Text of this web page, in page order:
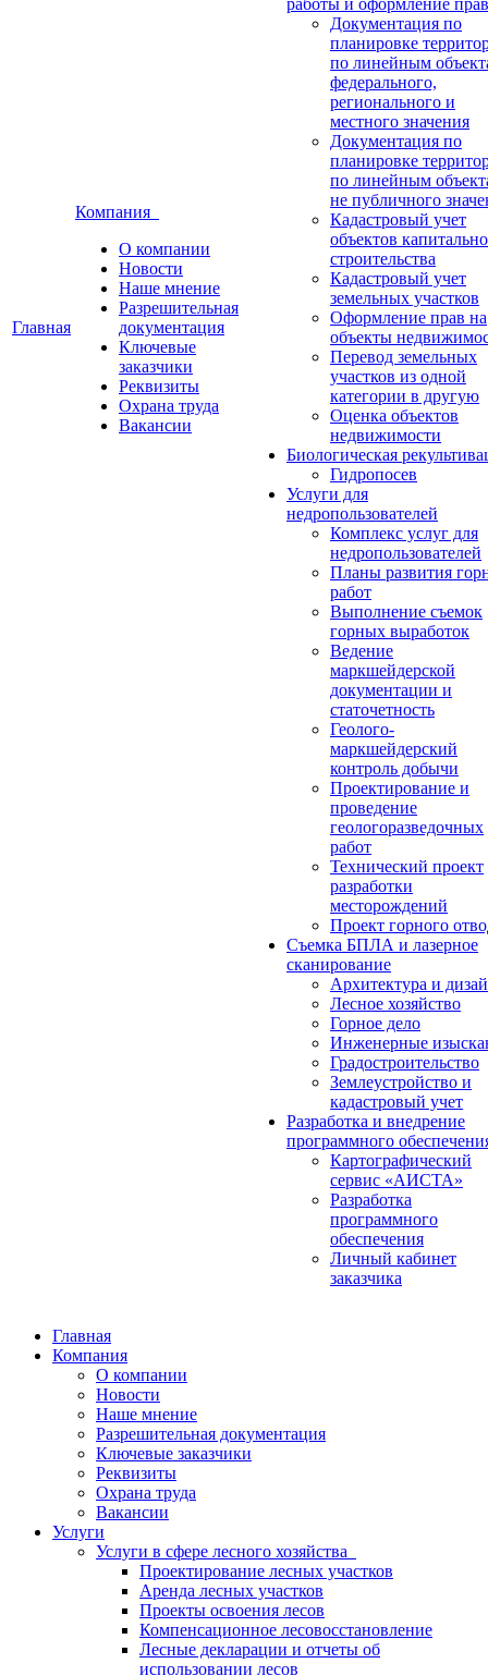
Главная
Компания
О компании
Новости
Наше мнение
Разрешительная
документация
Ключевые
заказчики
Реквизиты
Охрана труда
Вакансии
работы и оформление прав
Документация по
планировке
по линейным
федерального,
регионального и
местного значения
Документация по
планировке
по линейным
не публичного
Кадастровый учет
объектов
строительства
Кадастровый учет
земельных участков
Оформление прав на
объекты
Перевод земельных
участков из одной
категории в другую
Оценка объектов
недвижимости
Биологическая
Гидропосев
Услуги для
недропользователей
Комплекс услуг для
недропользователей
Планы развития
работ
Выполнение съемок
горных выработок
Ведение
маркшейдерской
документации и
статочетность
Геолого-
маркшейдерский
контроль добычи
Проектирование и
проведение
геологоразведочных
работ
Технический проект
разработки
месторождений
Проект горного
Съемка БПЛА и лазерное
сканирование
Архитектура и
Лесное хозяйство
Горное дело
Инженерные
Градостроительство
Землеустройство и
кадастровый учет
Разработка и внедрение
программного
Картографический
сервис «АИСТА»
Разработка
программного
обеспечения
Личный кабинет
заказчика
Главная
Компания
О компании
Новости
Наше мнение
Разрешительная документация
Ключевые заказчики
Реквизиты
Охрана труда
Вакансии
Услуги
Услуги в сфере лесного хозяйства
Проектирование лесных участков
Аренда лесных участков
Проекты освоения лесов
Компенсационное лесовосстановление
Лесные декларации и отчеты об
использовании лесов